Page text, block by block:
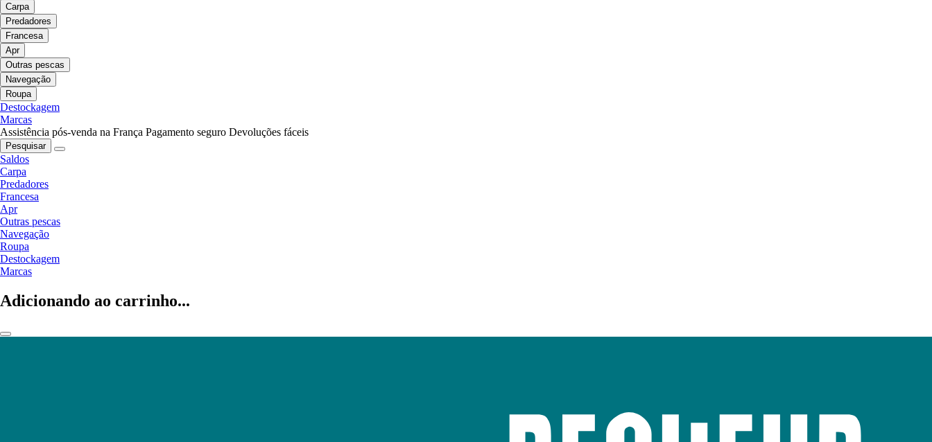
Carpa
Predadores
Francesa
Apr
Outras pescas
Navegação
Roupa
Destockagem
Marcas
Assistência pós-venda na França Pagamento seguro Devoluções fáceis
Pesquisar
Saldos
Carpa
Predadores
Francesa
Apr
Outras pescas
Navegação
Roupa
Destockagem
Marcas
Adicionando ao carrinho...